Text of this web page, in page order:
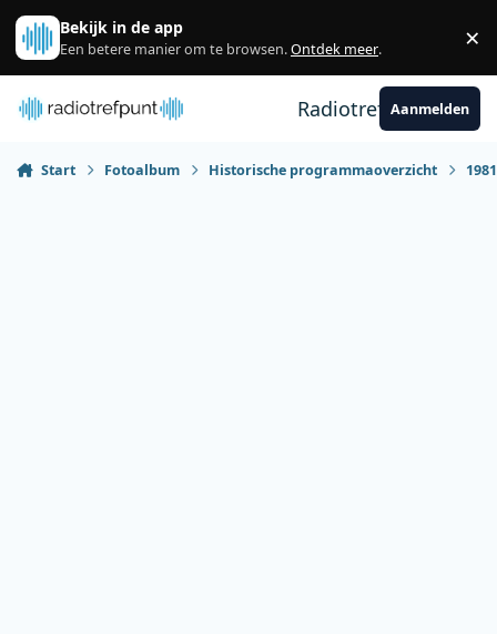
Spring naar bijdragen
Bekijk in de app
Een betere manier om te browsen.Ontdek meer. ×
RadiotrefpuntAanmelden
Start Fotoalbum Historische programmaoverzicht 1981